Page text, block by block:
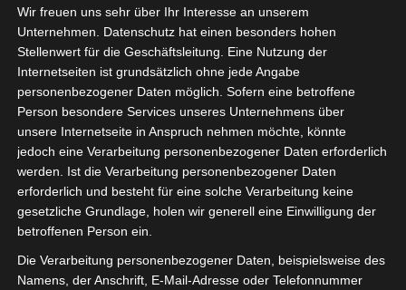
Meisterschaft an
Ligue 1 Pro: Spielplan der ersten 15
Spieltage der Saison 2026/2027
Ligue 2 Pro Tunesien 2026/2027 –
Saison beginnt am am 19./20.
September 2026
Internationaler Sportgerichtshof
lehnt Eilverfahren ab – AS Soliman
steuert auf die Ligue 2 zu
tunesienfussball.de
Tunesien Ligafußball
Wir freuen uns sehr über Ihr Interesse an unserem
Unternehmen. Datenschutz hat einen besonders hohen
Stellenwert für die Geschäftsleitung. Eine Nutzung der
Internetseiten ist grundsätzlich ohne jede Angabe
personenbezogener Daten möglich. Sofern eine betroffene
Person besondere Services unseres Unternehmens über
unsere Internetseite in Anspruch nehmen möchte, könnte
jedoch eine Verarbeitung personenbezogener Daten erforderlich
werden. Ist die Verarbeitung personenbezogener Daten
erforderlich und besteht für eine solche Verarbeitung keine
gesetzliche Grundlage, holen wir generell eine Einwilligung der
betroffenen Person ein.
Die Verarbeitung personenbezogener Daten, beispielsweise des
Namens, der Anschrift, E-Mail-Adresse oder Telefonnummer